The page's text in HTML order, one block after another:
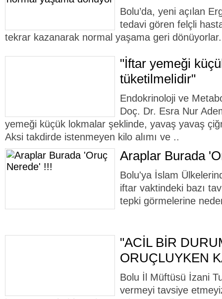
Bolu’da, yeni açılan
tedavi gören felçli
tekrar kazanarak normal yaşama geri dönüyorlar.
"İftar yemeği
tüketilmelidir"
Endokrinoloji ve
Doç. Dr. Esra Nur
yemeği küçük lokmalar şeklinde, yavaş yavaş
Aksi takdirde istenmeyen kilo alımı ve ..
Araplar Burada
Bolu'ya İslam
iftar vaktindeki bazı
tepki görmelerine
"ACİL BİR
ORUÇLUYKEN
Bolu İl Müftüsü İzani
vermeyi tavsiye